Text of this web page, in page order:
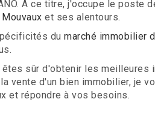
A ce titre, j'occupe le poste
et ses alentours.
du marché immobilier
êtes sûr d'obtenir les meilleures
vente d'un bien immobilier, je
et répondre à vos besoins.